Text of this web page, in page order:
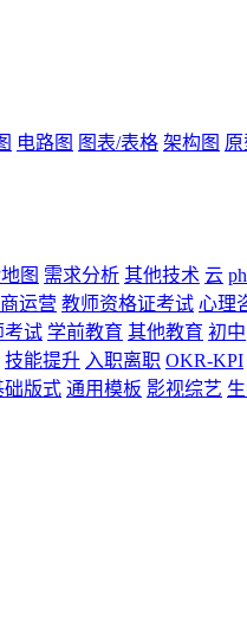
电路图 图表/表格 架构图 原
图 需求分析 其他技术 云
运营 教师资格证考试 心理
考试 学前教育 其他教育 初中
技能提升 入职离职 OKR-KPI
础版式 通用模板 影视综艺